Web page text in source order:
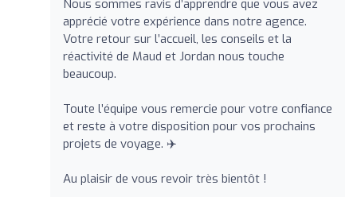
Nous sommes ravis d’apprendre que vous avez
apprécié votre expérience dans notre agence.
Votre retour sur l’accueil, les conseils et la
réactivité de Maud et Jordan nous touche
beaucoup.
Toute l’équipe vous remercie pour votre confiance
et reste à votre disposition pour vos prochains
projets de voyage. ✈️
Au plaisir de vous revoir très bientôt !